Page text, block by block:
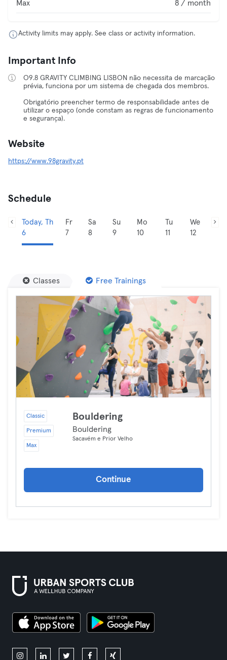
Max 8 / month
Activity limits may apply. See class or activity information.
Important Info
O9.8 GRAVITY CLIMBING LISBON não necessita de marcação
prévia, funciona por um sistema de chegada dos membros.
Obrigatório preencher termo de responsabilidade antes de
utilizar o espaço (onde constam as regras de funcionamento
e segurança).
Website
https://www.98gravity.pt
Schedule
Today, Th
6
Fr
7
Sa
8
Su
9
Mo
10
Tu
11
We
12
Classes Free Trainings
Classic
Premium
Max
Bouldering
Bouldering
Sacavém e Prior Velho
Continue